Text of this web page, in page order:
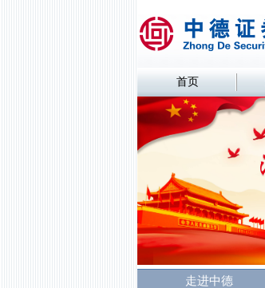
首页
走进中德